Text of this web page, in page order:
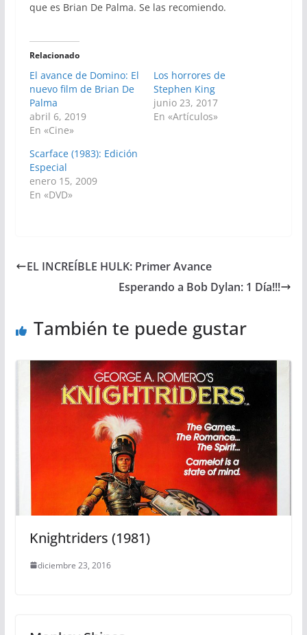
que es Brian De Palma. Se las recomiendo.
Relacionado
El avance de Domino: El
nuevo film de Brian De
Palma
abril 6, 2019
En «Cine»
Los horrores de
Stephen King
junio 23, 2017
En «Artículos»
Scarface (1983): Edición
Especial
enero 15, 2009
En «DVD»
EL INCREÍBLE HULK: Primer Avance
Esperando a Bob Dylan: 1 Día!!!
También te puede gustar
Knightriders (1981)
diciembre 23, 2016